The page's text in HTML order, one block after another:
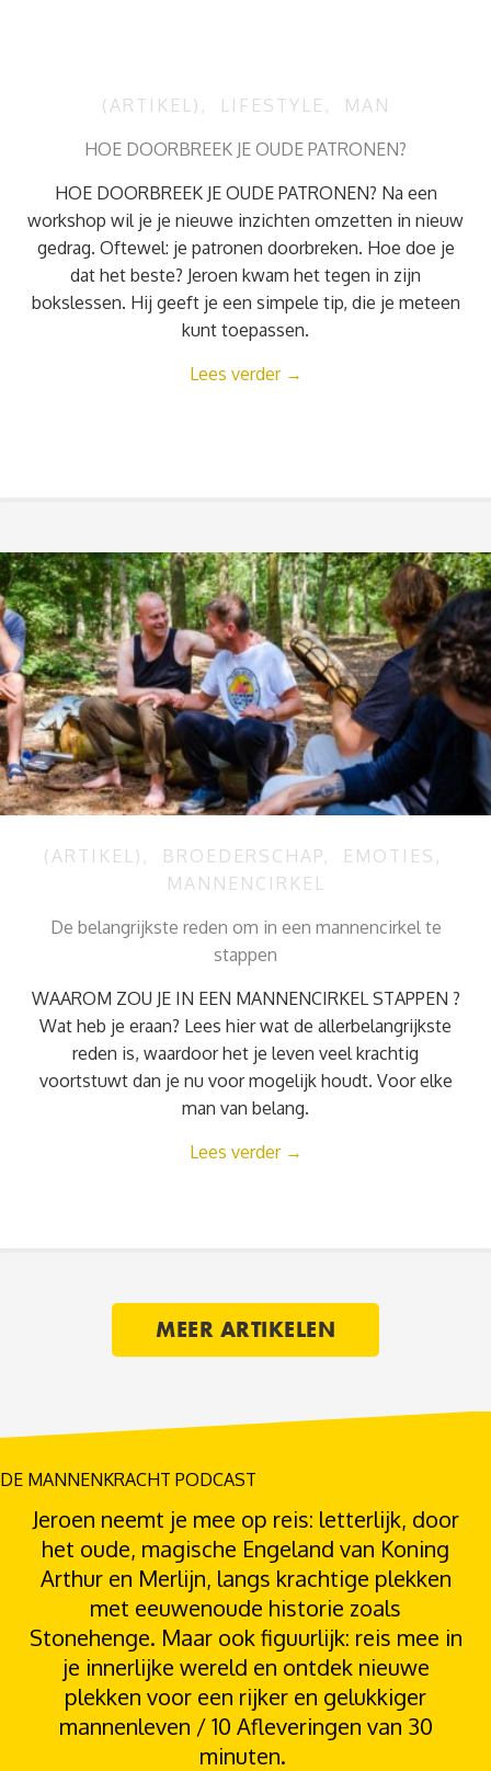
(ARTIKEL) , LIFESTYLE ,
MAN
HOE DOORBREEK JE OUDE PATRONEN?
HOE DOORBREEK JE OUDE PATRONEN? Na een
workshop wil je je nieuwe inzichten omzetten in nieuw
gedrag. Oftewel: je patronen doorbreken. Hoe doe je
dat het beste? Jeroen kwam het tegen in zijn
bokslessen. Hij geeft je een simpele tip, die je meteen
kunt toepassen.
Lees verder →
(ARTIKEL) , BROEDERSCHAP, EMOTIES ,
MANNENCIRKEL
De belangrijkste reden om in een mannencirkel te
stappen
WAAROM ZOU JE IN EEN MANNENCIRKEL STAPPEN ?
Wat heb je eraan? Lees hier wat de allerbelangrijkste
reden is, waardoor het je leven veel krachtig
voortstuwt dan je nu voor mogelijk houdt. Voor elke
man van belang.
Lees verder →
MEER ARTIKELEN
DE MANNENKRACHT PODCAST
Jeroen neemt je mee op reis: letterlijk, door
het oude, magische Engeland van Koning
Arthur en Merlijn, langs krachtige plekken
met eeuwenoude historie zoals
Stonehenge. Maar ook figuurlijk: reis mee in
je innerlijke wereld en ontdek nieuwe
plekken voor een rijker en gelukkiger
mannenleven /10 Afleveringen van 30
minuten.